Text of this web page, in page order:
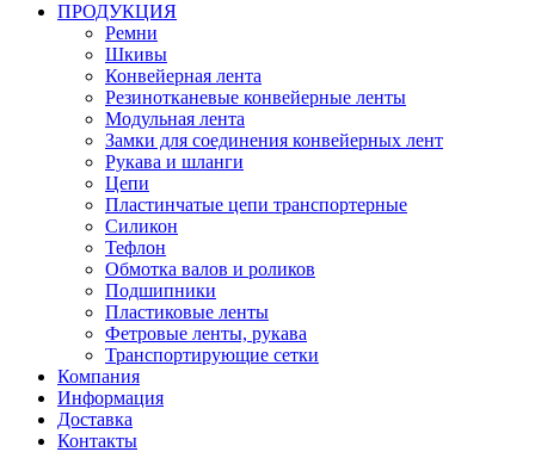
ПРОДУКЦИЯ
Ремни
Шкивы
Конвейерная лента
Резинотканевые конвейерные ленты
Модульная лента
Замки для соединения конвейерных лент
Рукава и шланги
Цепи
Пластинчатые цепи транспортерные
Силикон
Тефлон
Обмотка валов и роликов
Подшипники
Пластиковые ленты
Фетровые ленты, рукава
Транспортирующие сетки
Компания
Информация
Доставка
Контакты